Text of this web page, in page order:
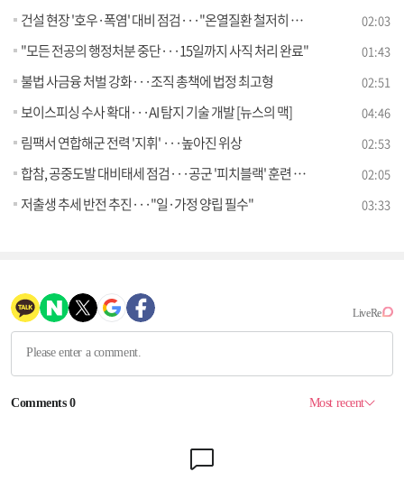
건설 현장 '호우·폭염' 대비 점검···"온열질환 철저히 예방" 02:03
"모든 전공의 행정처분 중단···15일까지 사직 처리 완료" 01:43
불법 사금융 처벌 강화···조직 총책에 법정 최고형 02:51
보이스피싱 수사 확대···AI 탐지 기술 개발 [뉴스의 맥] 04:46
림팩서 연합해군 전력 '지휘' ···높아진 위상 02:53
합참, 공중도발 대비태세 점검···공군 '피치블랙' 훈련 참가 02:05
저출생 추세 반전 추진···"일·가정 양립 필수" 03:33